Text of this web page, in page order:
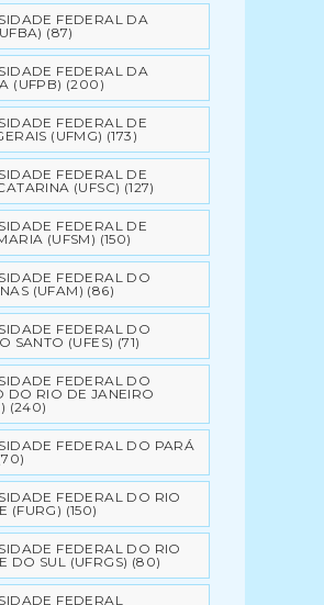
FEDERAL DA
(87)
FEDERAL DA
(UFPB) (200)
FEDERAL DE
(UFMG) (173)
FEDERAL DE
(UFSC) (127)
FEDERAL DE
(UFSM) (150)
FEDERAL DO
(UFAM) (86)
FEDERAL DO
SANTO (UFES) (71)
FEDERAL DO
DO RIO DE JANEIRO
(240)
FEDERAL DO PARÁ
FEDERAL DO RIO
(FURG) (150)
FEDERAL DO RIO
DO SUL (UFRGS) (80)
FEDERAL